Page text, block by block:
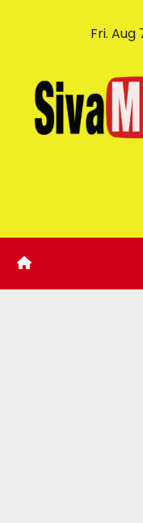
Fri. Aug